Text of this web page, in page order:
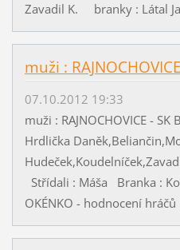
Zavadil K. branky : Látal
muži :
07.10.2012 19:33
muži : RAJNOCHOVICE -
Hrdlička
Střídali : Máša Branka :
OKÉNKO - hodnocení hráčů